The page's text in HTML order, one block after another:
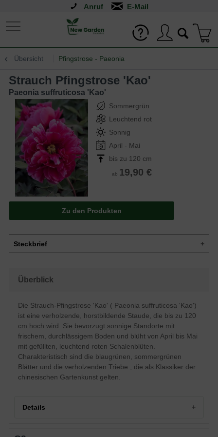
Anruf
Übersicht Pfingstrose - Paeonia
Strauch Pfingstrose 'Kao'
Paeonia suffruticosa 'Kao'
Sommergrün
Leuchtend rot
Sonnig
April - Mai
bis zu 120 cm
ab 19,90 €
Zu den Produkten
Steckbrief
Wuchshöhe
zusammengesetzt
Blüte
Gefüllte, leuchtend rote Blütenstände, meist
einblütig, schalenförmig, flach, ausgebreitet
Blütezeit
April - Mai
Wurzeln
Horstbildend
Boden
Frisch, normal durchlässig, neutral
Standort
Sonnig
Pflanzen
0,8 bis 1
Überblick
Die Strauch-Pfingstrose 'Kao' ( Paeonia suffruticosa 'Kao')
ist eine verholzende, horstbildende Staude, die bis zu 120
cm hoch wird. Sie bevorzugt sonnige Standorte mit
frischem, durchlässigem Boden und blüht von April bis Mai
mit gefüllten, leuchtend roten Schalenblüten.
Charakteristisch sind die blaugrünen, sommergrünen
Blätter und die verholzenden Triebe , die als Klassiker der
chinesischen Gartenkunst gelten.
Details
Portrait der Strauch-Pfingstrose 'Kao'